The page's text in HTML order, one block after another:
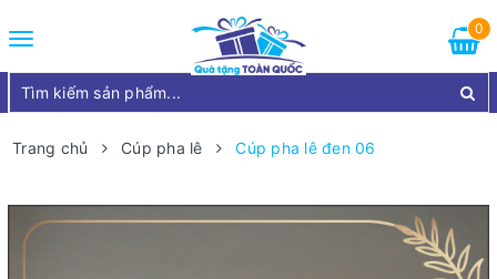
Toggle
0
Trang chủ Cúp pha lê Cúp pha lê đen 06